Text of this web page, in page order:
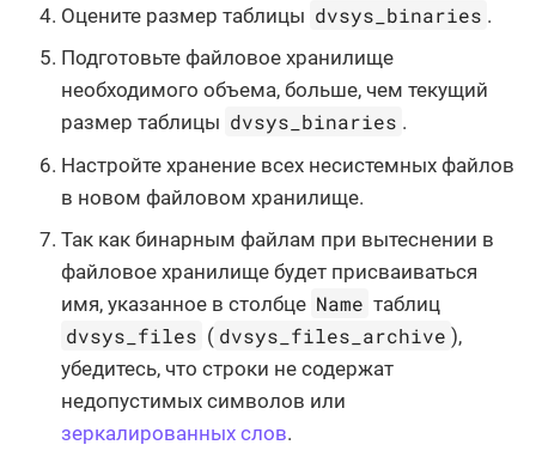
Оцените размер таблицы dvsys_binaries .
Подготовьте файловое хранилище
необходимого объема, больше, чем текущий
размер таблицы dvsys_binaries .
Настройте хранение всех несистемных файлов
в новом файловом хранилище.
Так как бинарным файлам при вытеснении в
файловое хранилище будет присваиваться
имя, указанное в столбце Name таблиц
dvsys_files ( dvsys_files_archive ),
убедитесь, что строки не содержат
недопустимых символов или
зеркалированных слов.